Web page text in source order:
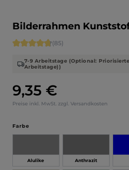
Bilderrahmen
Regulärer Preis:
9,35 €
Preise inkl. MwSt. zzgl. Versandkosten
Durchschnittliche Bewertung von 4.71
(85)
7-9 Arbeitstage (Optional:
Arbeitstage))
Farbeauswählen
Alulike Anthrazit